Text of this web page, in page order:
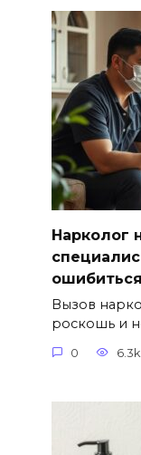
Нарколог
ошибиться
Вызов
роскошь и
0 6.3k.